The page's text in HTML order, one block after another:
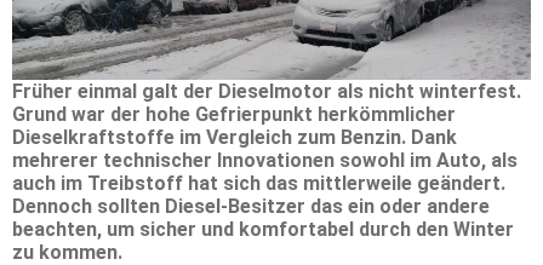
Früher einmal galt der Dieselmotor als nicht winterfest.
Grund war der hohe Gefrierpunkt herkömmlicher
Dieselkraftstoffe im Vergleich zum Benzin. Dank
mehrerer technischer Innovationen sowohl im Auto, als
auch im Treibstoff hat sich das mittlerweile geändert.
Dennoch sollten Diesel-Besitzer das ein oder andere
beachten, um sicher und komfortabel durch den Winter
zu kommen.